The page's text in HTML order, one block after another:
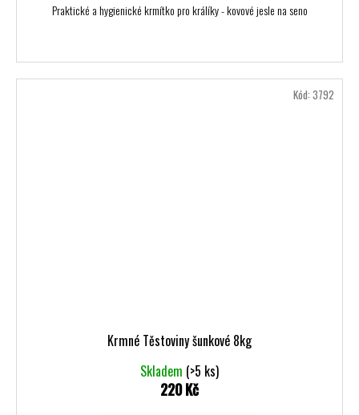
Praktické a hygienické krmítko pro králíky - kovové jesle na seno
Krmné Těstoviny šunkové 8kg
Skladem (>5 ks)
220 Kč
Kód: 3792